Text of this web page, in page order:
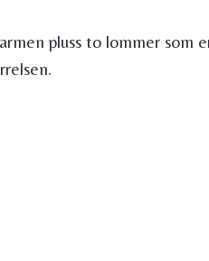
pluss to lommer som